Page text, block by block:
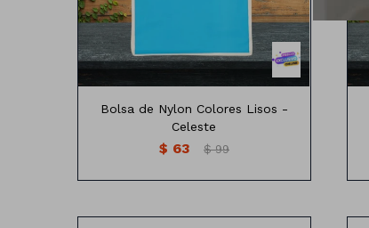
Bolsa de Nylon Colores Lisos -
Celeste
$ 63 $ 99